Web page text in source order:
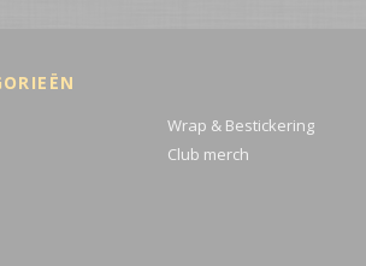
Wrap & Bestickering
Club merch